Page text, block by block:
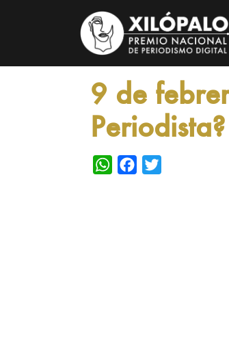
9 de
Periodista?
WhatsAppFacebook